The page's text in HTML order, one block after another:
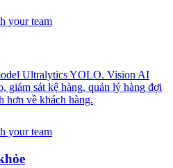
Ultralytics YOLO. Vision AI
giám sát kệ hàng, quản lý hàng đợi
hơn về khách hàng.